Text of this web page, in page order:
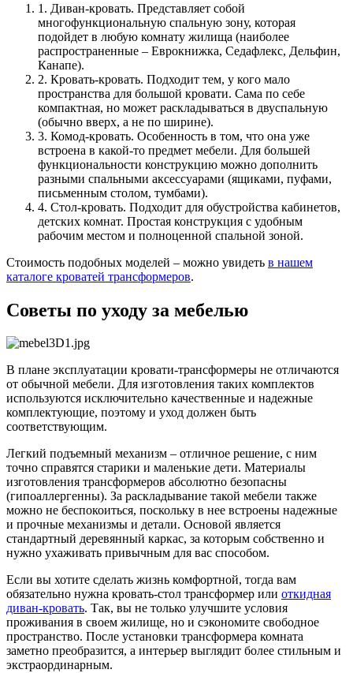
1. Диван-кровать. Представляет собой
многофункциональную спальную зону, которая
подойдет в любую комнату жилища (наиболее
распространенные – Еврокнижка, Седафлекс, Дельфин,
Канапе).
2. Кровать-кровать. Подходит тем, у кого мало
пространства для большой кровати. Сама по себе
компактная, но может раскладываться в двуспальную
(обычно вверх, а не по ширине).
3. Комод-кровать. Особенность в том, что она уже
встроена в какой-то предмет мебели. Для большей
функциональности конструкцию можно дополнить
разными спальными аксессуарами (ящиками, пуфами,
письменным столом, тумбами).
4. Стол-кровать. Подходит для обустройства кабинетов,
детских комнат. Простая конструкция с удобным
рабочим местом и полноценной спальной зоной.
Стоимость подобных моделей – можно увидеть в нашем
каталоге кроватей трансформеров.
Советы по уходу за мебелью
В плане эксплуатации кровати-трансформеры не отличаются
от обычной мебели. Для изготовления таких комплектов
используются исключительно качественные и надежные
комплектующие, поэтому и уход должен быть
соответствующим.
Легкий подъемный механизм – отличное решение, с ним
точно справятся старики и маленькие дети. Материалы
изготовления трансформеров абсолютно безопасны
(гипоаллергенны). За раскладывание такой мебели также
можно не беспокоиться, поскольку в нее встроены надежные
и прочные механизмы и детали. Основой является
стандартный деревянный каркас, за которым собственно и
нужно ухаживать привычным для вас способом.
Если вы хотите сделать жизнь комфортной, тогда вам
обязательно нужна кровать-стол трансформер или откидная
диван-кровать. Так, вы не только улучшите условия
проживания в своем жилище, но и сэкономите свободное
пространство. После установки трансформера комната
заметно преобразится, а интерьер выглядит более стильным и
экстраординарным.